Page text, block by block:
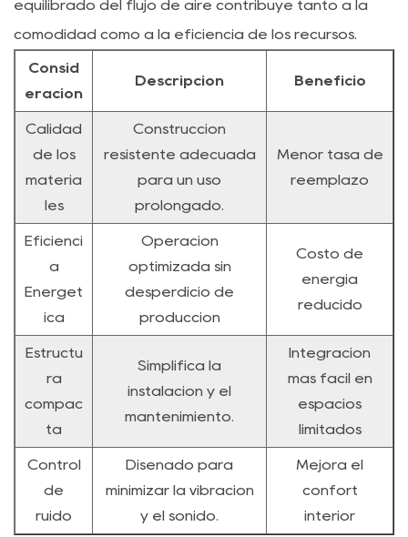
equilibrado del flujo de aire contribuye tanto a la
comodidad como a la eficiencia de los recursos.
Consid
eración
Descripción Beneficio
Calidad
de los
materia
les
Construcción
resistente adecuada
para un uso
prolongado.
Menor tasa de
reemplazo
Eficienci
a
Energét
ica
Operación
optimizada sin
desperdicio de
producción
Costo de
energía
reducido
Estructu
ra
compac
ta
Simplifica la
instalación y el
mantenimiento.
Integración
más fácil en
espacios
limitados
Control
de
ruido
Diseñado para
minimizar la vibración
y el sonido.
Mejora el
confort
interior